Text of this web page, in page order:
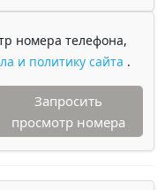
номера телефона,
и политику сайта .
Запросить
просмотр номера